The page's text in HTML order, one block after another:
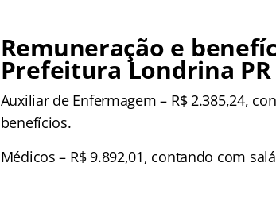
Remuneração e
Prefeitura Londrina PR
Auxiliar de Enfermagem – R$ 2.385,24,
benefícios.
Médicos – R$ 9.892,01, contando com